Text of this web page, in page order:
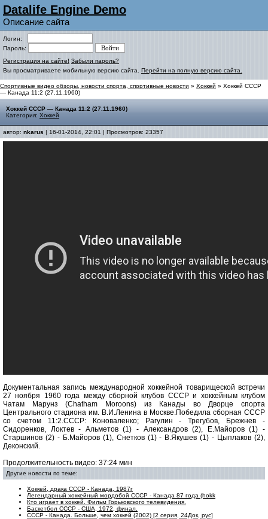
Datalife Engine Demo
Описание сайта
Логин:
Пароль:
Регистрация на сайте! Забыли пароль?
Вы просматриваете мобильную версию сайта. Перейти на полную версию сайта.
Спортивные видео обзоры, новости спорта, спортивные новости » Хоккей » Хоккей СССР
— Канада 11:2 (27.11.1960)
Хоккей СССР — Канада 11:2 (27.11.1960)
Категория: Хоккей
автор: nkarus | 16-01-2014, 22:01 | Просмотров: 23357
Документальная запись международной хоккейной товарищеской встречи
27 ноября 1960 года между сборной клубов СССР и хоккейным клубом
Чатам Марунз (Chatham Moroons) из Канады во Дворце спорта
Центрального стадиона им. В.И.Ленина в Москве.Победила сборная СССР
со счетом 11:2.СССР: Коноваленко; Рагулин - Трегубов, Брежнев -
Сидоренков, Локтев - Альметов (1) - Александров (2), Е.Майоров (1) -
Старшинов (2) - Б.Майоров (1), Снетков (1) - В.Якушев (1) - Цыплаков (2),
Деконский.
Продолжительность видео: 37:24 мин
Другие новости по теме:
Хоккей, драка СССР - Канада, 1987г
Легендарный хоккейный мордобой СССР - Канада 87 года (hokk
Кто играет в хоккей. Фильм Горьковского телевидения.
Баскетбол СССР - США, 1972, финал.
СССР - Канада. Больше, чем хоккей (2002) [2 серия, 24Док, рус]